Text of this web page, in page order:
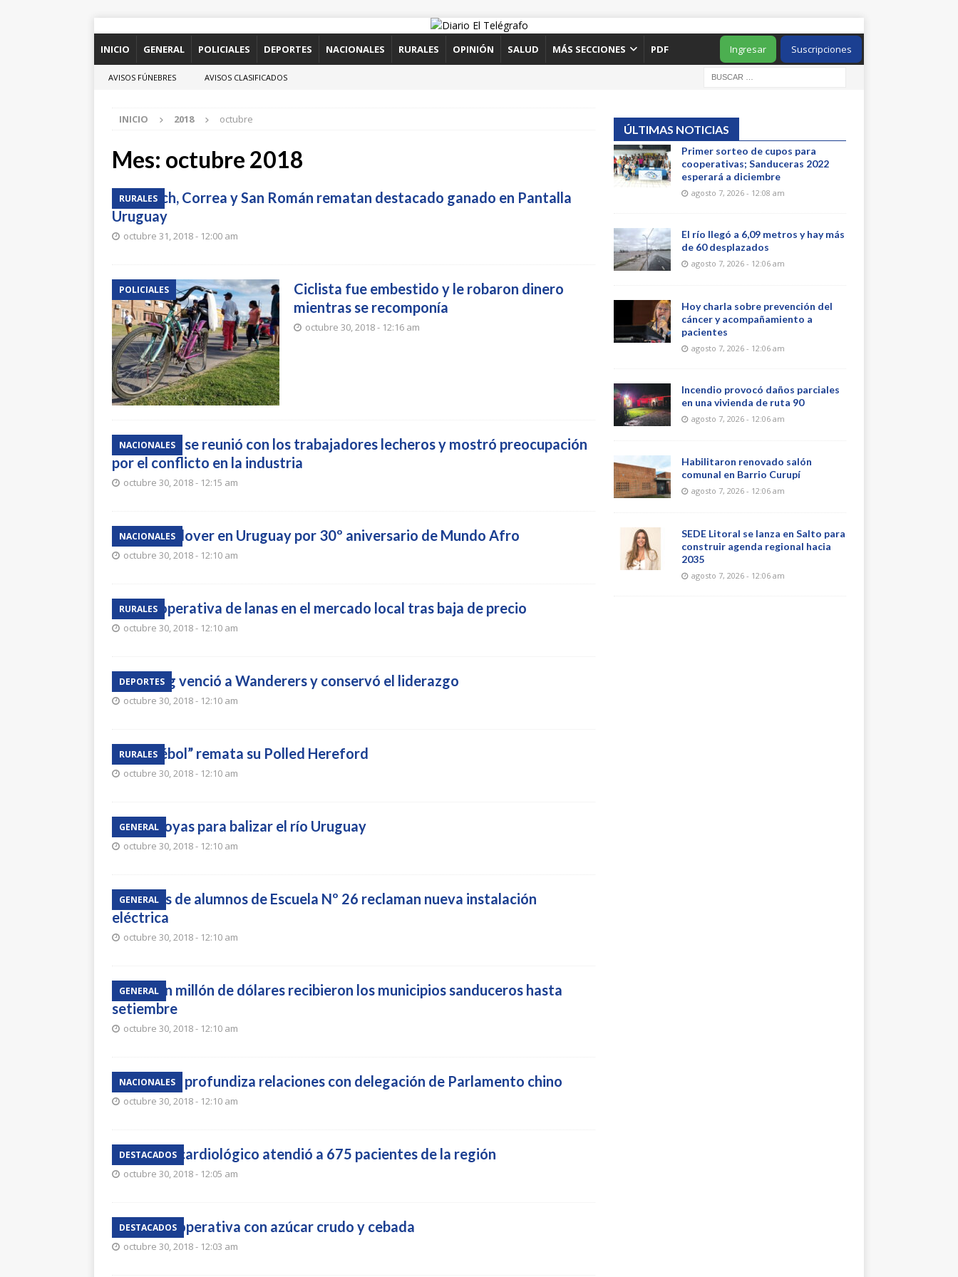
INICIO GENERAL POLICIALES DEPORTES NACIONALES RURALES OPINIÓN SALUD MÁS SECCIONES PDF Suscripciones
Ingresar
AVISOS FÚNEBRES AVISOS CLASIFICADOS
INICIO 2018 octubre
Mes: octubre 2018
RURALES
Bertsch, Correa y San Román rematan destacado ganado en Pantalla
Uruguay
octubre 31, 2018 - 12:00 am
POLICIALES
Ciclista fue embestido y le robaron dinero
mientras se recomponía
octubre 30, 2018 - 12:16 am
NACIONALES
Vázquez se reunió con los trabajadores lecheros y mostró preocupación
por el conflicto en la industria
octubre 30, 2018 - 12:15 am
NACIONALES
Danny Glover en Uruguay por 30º aniversario de Mundo Afro
octubre 30, 2018 - 12:10 am
RURALES
Nula operativa de lanas en el mercado local tras baja de precio
octubre 30, 2018 - 12:10 am
DEPORTES
Touring venció a Wanderers y conservó el liderazgo
octubre 30, 2018 - 12:10 am
RURALES
“El Trébol” remata su Polled Hereford
octubre 30, 2018 - 12:10 am
GENERAL
Más boyas para balizar el río Uruguay
octubre 30, 2018 - 12:10 am
GENERAL
Padres de alumnos de Escuela Nº 26 reclaman nueva instalación
eléctrica
octubre 30, 2018 - 12:10 am
GENERAL
Casi un millón de dólares recibieron los municipios sanduceros hasta
setiembre
octubre 30, 2018 - 12:10 am
NACIONALES
Uruguay profundiza relaciones con delegación de Parlamento chino
octubre 30, 2018 - 12:10 am
DESTACADOS
El IMAE cardiológico atendió a 675 pacientes de la región
octubre 30, 2018 - 12:05 am
DESTACADOS
Intensa operativa con azúcar crudo y cebada
octubre 30, 2018 - 12:03 am
ÚLTIMAS NOTICIAS
Primer sorteo de cupos para
cooperativas; Sanduceras 2022
esperará a diciembre
agosto 7, 2026 - 12:08 am
El río llegó a 6,09 metros y hay más
de 60 desplazados
agosto 7, 2026 - 12:06 am
Hoy charla sobre prevención del
cáncer y acompañamiento a
pacientes
agosto 7, 2026 - 12:06 am
Incendio provocó daños parciales
en una vivienda de ruta 90
agosto 7, 2026 - 12:06 am
Habilitaron renovado salón
comunal en Barrio Curupí
agosto 7, 2026 - 12:06 am
SEDE Litoral se lanza en Salto para
construir agenda regional hacia
2035
agosto 7, 2026 - 12:06 am